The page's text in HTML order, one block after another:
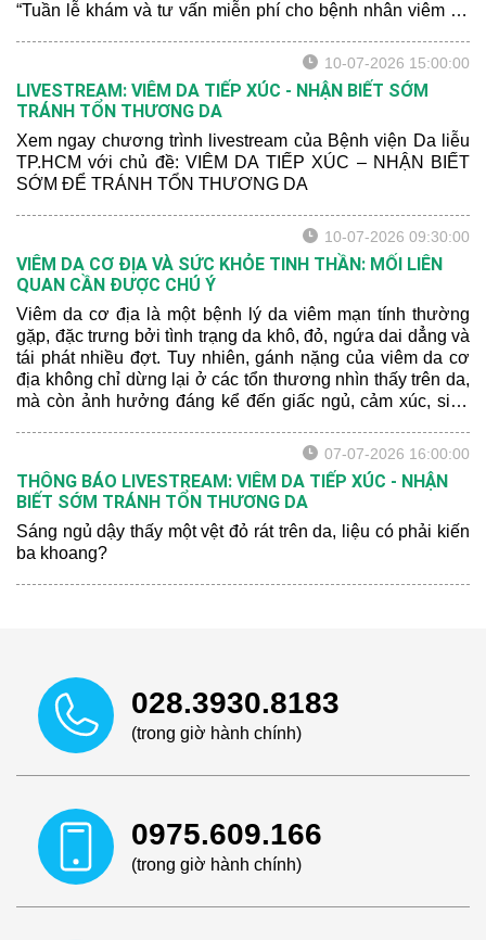
“Tuần lễ khám và tư vấn miễn phí cho bệnh nhân viêm da
10-07-2026 15:00:00
LIVESTREAM: VIÊM DA TIẾP XÚC - NHẬN BIẾT SỚM
TRÁNH TỔN THƯƠNG DA
Xem ngay chương trình livestream của Bệnh viện Da liễu
TP.HCM với chủ đề: VIÊM DA TIẾP XÚC – NHẬN BIẾT
SỚM ĐỂ TRÁNH TỔN THƯƠNG DA
10-07-2026 09:30:00
VIÊM DA CƠ ĐỊA VÀ SỨC KHỎE TINH THẦN: MỐI LIÊN
QUAN CẦN ĐƯỢC CHÚ Ý
Viêm da cơ địa là một bệnh lý da viêm mạn tính thường
gặp, đặc trưng bởi tình trạng da khô, đỏ, ngứa dai dẳng và
tái phát nhiều đợt. Tuy nhiên, gánh nặng của viêm da cơ
địa không chỉ dừng lại ở các tổn thương nhìn thấy trên da,
mà còn ảnh hưởng đáng kể đến giấc ngủ, cảm xúc, sinh
07-07-2026 16:00:00
THÔNG BÁO LIVESTREAM: VIÊM DA TIẾP XÚC - NHẬN
BIẾT SỚM TRÁNH TỔN THƯƠNG DA
Sáng ngủ dậy thấy một vệt đỏ rát trên da, liệu có phải kiến
ba khoang?
028.3930.8183
(trong giờ hành chính)
0975.609.166
(trong giờ hành chính)